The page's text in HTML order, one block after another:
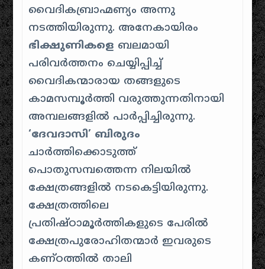
വൈദികബ്രാഹ്മണ്യം അന്നു
നടത്തിയിരുന്നു. അനേകായിരം
ഭിക്ഷുണികളെ ബലമായി
പരിവർത്തനം ചെയ്യിപ്പിച്ച്
വൈദികന്മാരായ തങ്ങളുടെ
കാമസമ്പൂർത്തി വരുത്തുന്നതിനായി
അമ്പലങ്ങളിൽ പാർപ്പിച്ചിരുന്നു.
‘ദേവദാസി’ ബിരുദം
ചാർത്തിക്കൊടുത്ത്
പൊതുസമ്പത്തെന്ന നിലയിൽ
ക്ഷേത്രങ്ങളിൽ നടകെട്ടിയിരുന്നു.
ക്ഷേത്രത്തിലെ
പ്രതിഷ്ഠാമൂർത്തികളുടെ പേരിൽ
ക്ഷേത്രപുരോഹിതന്മാർ ഇവരുടെ
കണ്ഠത്തിൽ താലി